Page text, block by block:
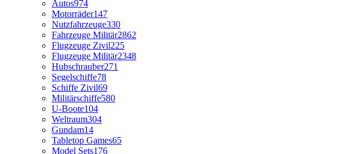
Autos974
Motorräder147
Nutzfahrzeuge330
Fahrzeuge Militär2862
Flugzeuge Zivil225
Flugzeuge Militär2348
Hubschrauber271
Segelschiffe78
Schiffe Zivil69
Militärschiffe580
U-Boote104
Weltraum304
Gundam14
Tabletop Games65
Model Sets176